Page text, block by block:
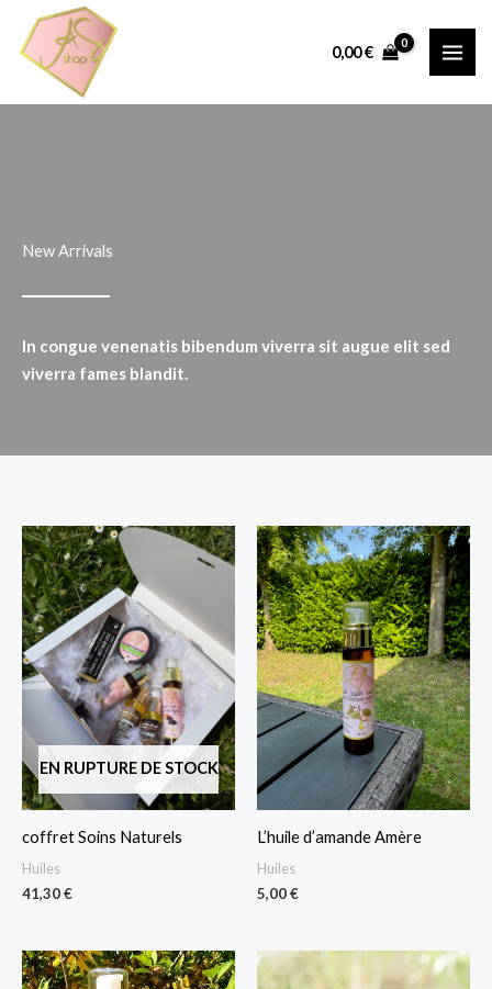
contenu
0,00€
New Arrivals
In congue venenatis bibendum viverra sit augue elit sed
viverra fames blandit.
EN RUPTURE DE STOCK
coffret Soins Naturels
Huiles
41,30€
L’huile d’amande Amère
Huiles
5,00€